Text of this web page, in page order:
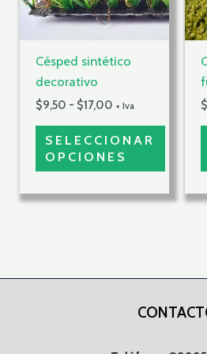
Césped sintético
decorativo
$9,50 - $17,00 + Iva
SELECCIONAR
OPCIONES
Las
opciones
se
pueden
elegir
en
la
página
de
$